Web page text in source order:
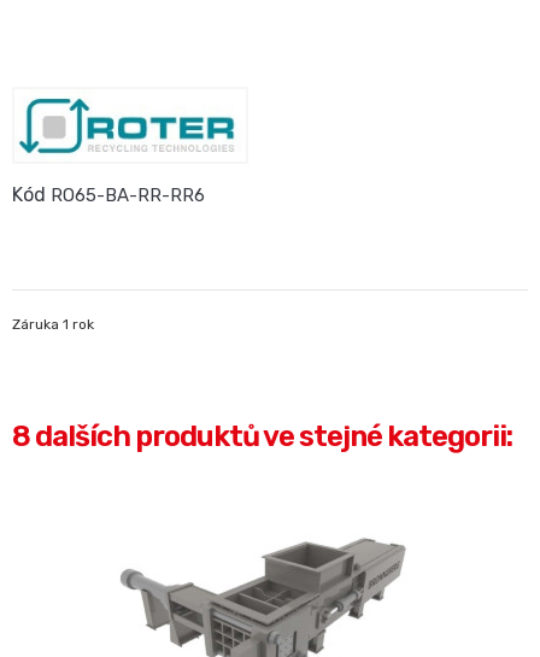
Kód RO65-BA-RR-RR6
Záruka 1 rok
8 dalších produktů ve stejné kategorii: